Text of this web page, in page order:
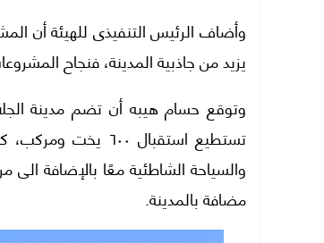
وأضاف الرئيس التنفيذى للهيئة أن
يزيد من جاذبية المدينة، فنجاح
وتوقع حسام هيبه أن تضم مدينة
تستطيع استقبال
والسياحة الشاطئية معًا بالإضافة الى
مضافة بالمدينة.